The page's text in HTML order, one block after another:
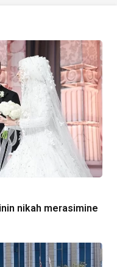
nikah merasimine